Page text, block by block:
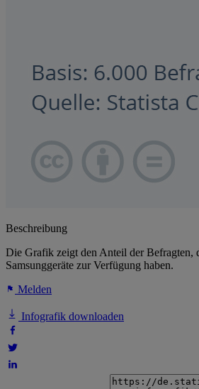
Beschreibung
Die Grafik zeigt den Anteil der Befragten,
Samsunggeräte zur Verfügung haben.
Melden
Infografik downloaden